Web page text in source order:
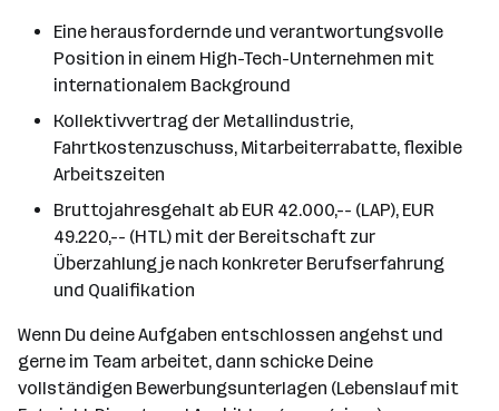
Eine herausfordernde und verantwortungsvolle
Position in einem High-Tech-Unternehmen mit
internationalem Background
Kollektivvertrag der Metallindustrie,
Fahrtkostenzuschuss, Mitarbeiterrabatte, flexible
Arbeitszeiten
Bruttojahresgehalt ab EUR 42.000,-- (LAP), EUR
49.220,-- (HTL) mit der Bereitschaft zur
Überzahlung je nach konkreter Berufserfahrung
und Qualifikation
Wenn Du deine Aufgaben entschlossen angehst und
gerne im Team arbeitet, dann schicke Deine
vollständigen Bewerbungsunterlagen (Lebenslauf mit